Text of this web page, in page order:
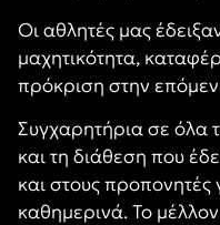
Οι αθλητές μας
μαχητικότητα,
πρόκριση στην
Συγχαρητήρια σε όλα
και τη διάθεση που
και στους προπονητές
καθημερινά. Το